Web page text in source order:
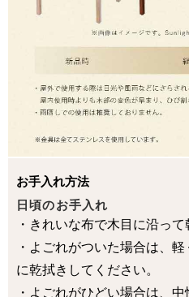
お手入れ方法
日頃のお手入れ
・きれいな布で木目に沿って
・よごれがついた場合は、
に乾拭きしてください。
・よごれがひどい場合は、